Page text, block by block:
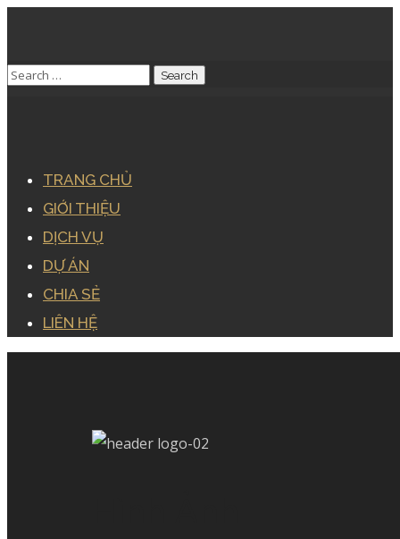
TRANG CHỦ
GIỚI THIỆU
DỊCH VỤ
DỰ ÁN
CHIA SẺ
LIÊN HỆ